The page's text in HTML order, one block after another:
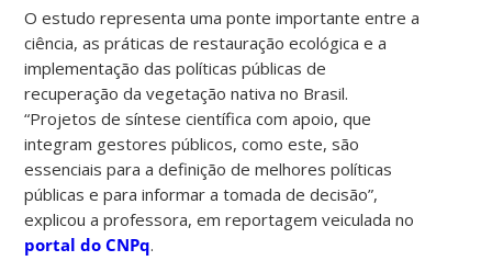
O estudo representa uma ponte importante entre a
ciência, as práticas de restauração ecológica e a
implementação das políticas públicas de
recuperação da vegetação nativa no Brasil.
“Projetos de síntese científica com apoio, que
integram gestores públicos, como este, são
essenciais para a definição de melhores políticas
públicas e para informar a tomada de decisão”,
explicou a professora, em reportagem veiculada no
portal do CNPq.